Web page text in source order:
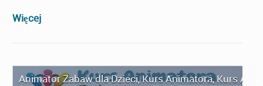
Więcej
Animator Zabaw dla Dzieci,Kurs Animatora,Kurs